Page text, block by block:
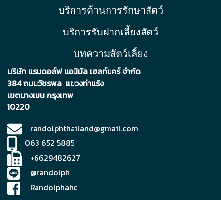
ช่วยป้องกันทางเดินอาหารจากเชื้อ
ซึม ใช้เป็นประจำช่วยป้องกัน
บริการด้านการรักษาสัตว์
บริการรับฝากเลี้ยงสัตว์
บทความสัตว์เลี้ยง
บริษัท แรนดอล์ฟ แอนิมัล เฮลท์แคร์ จำกัด
384 ถนนวัชรพล แขวงท่าแร้ง
เขตบางเขน กรุงเทพ
10220
randolphthailand@gmail.com
063 652 5885
+6629482627
@randolph
Randolphahc